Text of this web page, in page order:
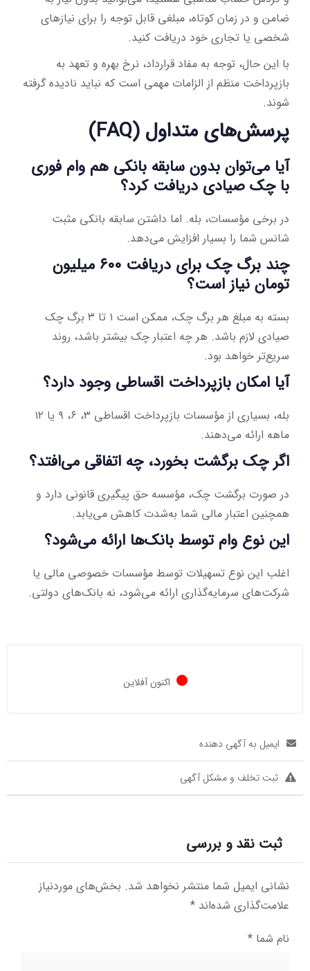
ضامن و در زمان کوتاه، مبلغی قابل توجه را برای نیازهای
شخصی یا تجاری خود دریافت کنید.
با این حال، توجه به مفاد قرارداد، نرخ بهره و تعهد به
بازپرداخت منظم از الزامات مهمی است که نباید نادیده گرفته
شوند.
پرسش‌های متداول (FAQ)
آیا می‌توان بدون سابقه بانکی هم وام فوری
با چک صیادی دریافت کرد؟
در برخی مؤسسات، بله. اما داشتن سابقه بانکی مثبت
شانس شما را بسیار افزایش می‌دهد.
چند برگ چک برای دریافت ۶۰۰ میلیون
تومان نیاز است؟
بسته به مبلغ هر برگ چک، ممکن است ۱ تا ۳ برگ چک
صیادی لازم باشد. هر چه اعتبار چک بیشتر باشد، روند
سریع‌تر خواهد بود.
آیا امکان بازپرداخت اقساطی وجود دارد؟
بله، بسیاری از مؤسسات بازپرداخت اقساطی ۳، ۶، ۹ یا ۱۲
ماهه ارائه می‌دهند.
اگر چک برگشت بخورد، چه اتفاقی می‌افتد؟
در صورت برگشت چک، مؤسسه حق پیگیری قانونی دارد و
همچنین اعتبار مالی شما به‌شدت کاهش می‌یابد.
این نوع وام توسط بانک‌ها ارائه می‌شود؟
اغلب این نوع تسهیلات توسط مؤسسات خصوصی مالی یا
شرکت‌های سرمایه‌گذاری ارائه می‌شود، نه بانک‌های دولتی.
اکنون آفلاین
ایمیل به آگهی دهنده
ثبت تخلف و مشکل آگهی
ثبت نقد و بررسی
نشانی ایمیل شما منتشر نخواهد شد. بخش‌های موردنیاز
علامت‌گذاری شده‌اند *
نام شما *